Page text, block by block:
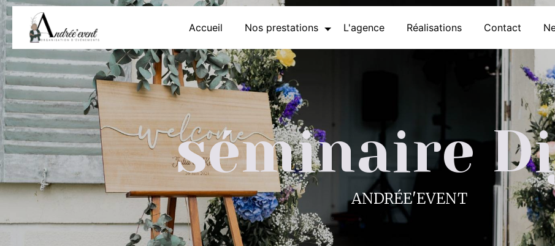
Accueil Nos prestations L'agence Réalisations Contact
séminaire
ANDRÉE'EVENT
Panneau de gestion des cookies